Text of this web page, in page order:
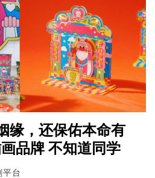
缘，还保佑本命有
品牌 不知道同学
台